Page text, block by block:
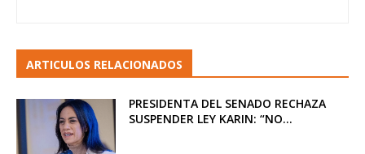
ARTICULOS RELACIONADOS
PRESIDENTA DEL SENADO RECHAZA
SUSPENDER LEY KARIN: “NO...